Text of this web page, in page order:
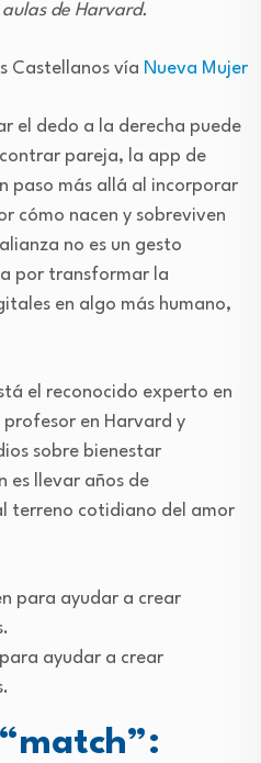
aulas de Harvard.
Castellanos vía Nueva Mujer
el dedo a la derecha puede
pareja, la app de
paso más allá al incorporar
cómo nacen y sobreviven
no es un gesto
por transformar la
en algo más humano,
el reconocido experto en
en Harvard y
sobre bienestar
es llevar años de
terreno cotidiano del amor
ayudar a crear